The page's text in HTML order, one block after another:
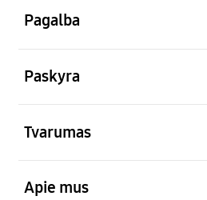
Pagalba
Paskyra
Tvarumas
Apie mus